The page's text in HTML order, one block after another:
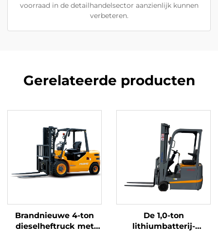
voorraad in de detailhandelsector aanzienlijk kunnen
verbeteren.
Gerelateerde producten
Brandnieuwe 4-ton
dieselheftruck met
De 1,0-ton
lithiumbatterij-